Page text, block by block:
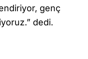
genç
dedi.